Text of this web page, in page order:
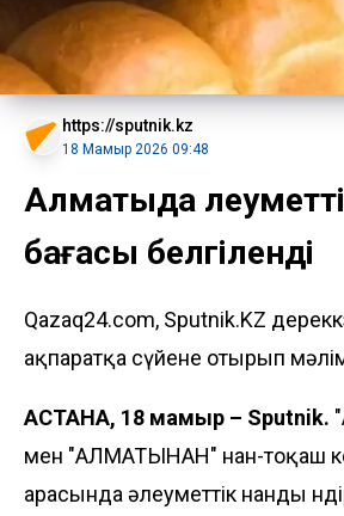
https://sputnik.kz
18 Мамыр 2026 09:48
Алматыда
бағасы белгіленді
Qazaq24.com, Sputnik.KZ
ақпаратқа сүйене отырып
АСТАНА, 18 мамыр – Sputnik.
мен "АЛМАТЫНАН" нан-тоқаш
арасында әлеуметтік нанды